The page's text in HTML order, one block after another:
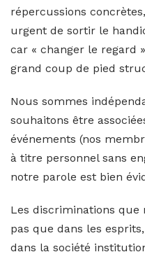
répercussions
urgent de sortir le
car « changer le regard
grand coup de pied
Nous sommes
souhaitons être
événements (nos
à titre personnel sans
notre parole est bien
Les discriminations que
pas que dans les
dans la société